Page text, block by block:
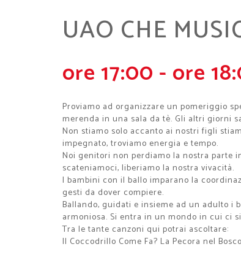
UAO CHE
ore 17:00 - ore
Proviamo ad organizzare un pomeriggio
merenda in una sala da tè. Gli altri giorni
Non stiamo solo accanto ai nostri figli
impegnato, troviamo energia e tempo.
Noi genitori non perdiamo la nostra parte
scateniamoci, liberiamo la nostra vivacità.
I bambini con il ballo imparano la
gesti da dover compiere.
Ballando, guidati e insieme ad un adulto i
armoniosa. Si entra in un mondo in cui ci
Tra le tante canzoni qui potrai ascoltare:
Il Coccodrillo Come Fa? La Pecora nel